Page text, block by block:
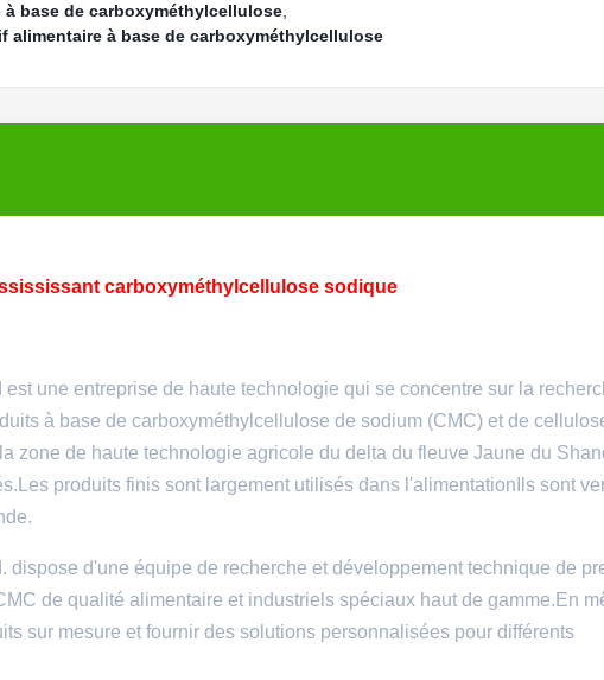
base de carboxyméthylcellulose
alimentaire à base de carboxyméthylcellulose
carboxyméthylcellulose sodique
une entreprise de haute technologie qui se concentre sur la
à base de carboxyméthylcellulose de sodium (CMC) et de
zone de haute technologie agricole du delta du fleuve Jaune du
produits finis sont largement utilisés dans l'alimentationIls sont
dispose d'une équipe de recherche et développement technique de
de qualité alimentaire et industriels spéciaux haut de gamme.En
sur mesure et fournir des solutions personnalisées pour différents